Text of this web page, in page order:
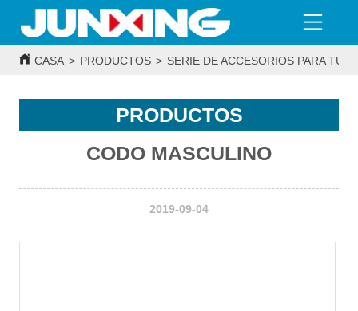
CASA > PRODUCTOS > SERIE DE ACCESORIOS PARA
PRODUCTOS
CODO MASCULINO
2019-09-04